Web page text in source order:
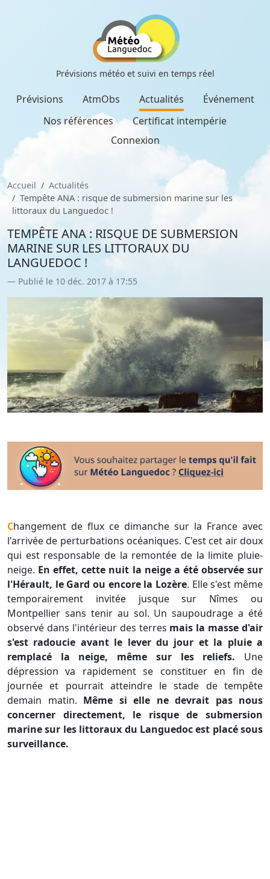
Prévisions météo et suivi en temps réel
Prévisions AtmObs Actualités
Événement
Nos références
Certificat intempérie
Connexion
Accueil
Actualités
Tempête ANA : risque de submersion marine sur les
littoraux du Languedoc !
TEMPÊTE ANA : RISQUE DE SUBMERSION
MARINE SUR LES LITTORAUX DU
LANGUEDOC !
Publié le 10 déc. 2017 à 17:55
Changement de flux ce dimanche sur la France avec
l'arrivée de perturbations océaniques. C'est cet air doux
qui est responsable de la remontée de la limite pluie-
neige. En effet, cette nuit la neige a été observée sur
l'Hérault, le Gard ou encore la Lozère. Elle s'est même
temporairement invitée jusque sur Nîmes ou
Montpellier sans tenir au sol. Un saupoudrage a été
observé dans l'intérieur des terres mais la masse d'air
s'est radoucie avant le lever du jour et la pluie a
remplacé la neige, même sur les reliefs. Une
dépression va rapidement se constituer en fin de
journée et pourrait atteindre le stade de tempête
demain matin. Même si elle ne devrait pas nous
concerner directement, le risque de submersion
marine sur les littoraux du Languedoc est placé sous
surveillance.